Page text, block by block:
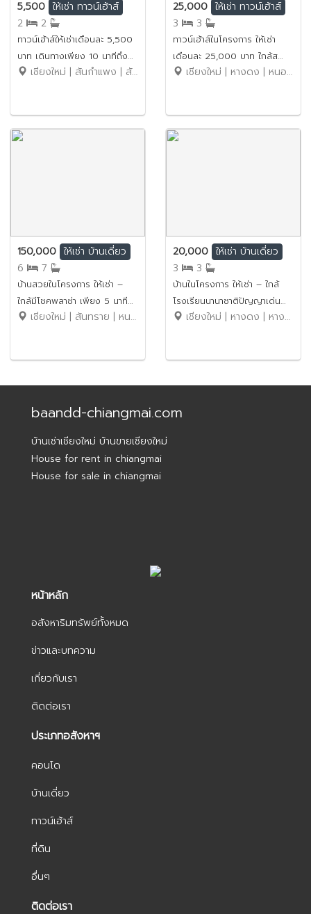
5,500 ให้เช่า ทาวน์เฮ้าส์
2
2
ทาวน์เฮ้าส์ให้เช่าเดือนละ 5,500
บาท เดินทางเพียง 10 นาทีถึง
ตลาดเจริญเจริญ No.13H303
เชียงใหม่ | สันกำแพง | สันกำแพง
25,000 ให้เช่า ทาวน์เฮ้าส์
3
3
ทาวน์เฮ้าส์ในโครงการ ให้เช่า
เดือนละ 25,000 บาท ใกล้ส
ตาร์อเวนิว5เพียง 5 นาที
เชียงใหม่ | หางดง | หนองควาย
150,000 ให้เช่า บ้านเดี่ยว
6
7
บ้านสวยในโครงการ ให้เช่า –
ใกล้มีโชคพลาซ่า เพียง 5 นาที
ค่าเช่า 150,000 บาท / เดือน
เชียงใหม่ | สันทราย | หนองจ๊อม
20,000 ให้เช่า บ้านเดี่ยว
3
3
บ้านในโครงการ ให้เช่า – ใกล้
โรงเรียนนานาชาติปัญญาเด่น
เพียง 5 นาที ค่าเช่า 20,000
เชียงใหม่ | หางดง | หางดง
baandd-chiangmai.com
บ้านเช่าเชียงใหม่ บ้านขายเชียงใหม่
House for rent in chiangmai
House for sale in chiangmai
หน้าหลัก
อสังหาริมทรัพย์ทั้งหมด
ข่าวและบทความ
เกี่ยวกับเรา
ติดต่อเรา
ประเภทอสังหาฯ
คอนโด
บ้านเดี่ยว
ทาวน์เฮ้าส์
ที่ดิน
อื่นๆ
ติดต่อเรา